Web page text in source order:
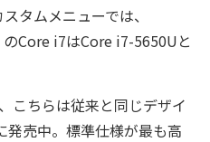
タムメニューでは、
Core i7はCore i7-5650Uと
こちらは従来と同じデザイ
発売中。標準仕様が最も高